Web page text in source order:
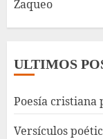
Zaqueo
ULTIMOS
Poesía cristiana
Versículos